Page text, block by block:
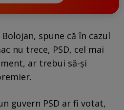
spune că în cazul
nu trece, PSD, cel mai
ar trebui să-și
guvern PSD ar fi votat,